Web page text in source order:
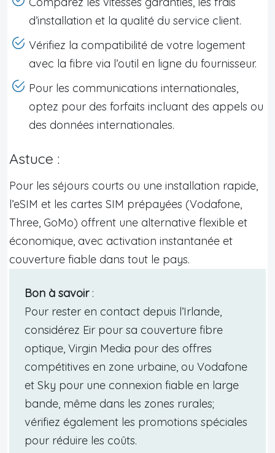
d’installation et la qualité du service client.
Vérifiez la compatibilité de votre logement
avec la fibre via l’outil en ligne du fournisseur.
Pour les communications internationales,
optez pour des forfaits incluant des appels ou
des données internationales.
Astuce :
Pour les séjours courts ou une installation rapide,
l’eSIM et les cartes SIM prépayées (Vodafone,
Three, GoMo) offrent une alternative flexible et
économique, avec activation instantanée et
couverture fiable dans tout le pays.
Bon à savoir:
Pour rester en contact depuis l’Irlande,
considérez Eir pour sa couverture fibre
optique, Virgin Media pour des offres
compétitives en zone urbaine, ou Vodafone
et Sky pour une connexion fiable en large
bande, même dans les zones rurales;
vérifiez également les promotions spéciales
pour réduire les coûts.